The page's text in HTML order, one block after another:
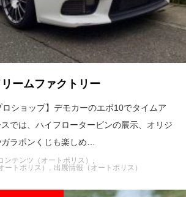
リームファクトリー
ロショップ】デモカーのエボ10でタイムア
では、ハイフロータービンの展示、オリジ
ラポンくじも楽しめ…
ンテンツ（オートポリス）
トポリス）
出展情報（オートポリス）